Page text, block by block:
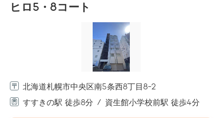
ヒロ5・8コート
北海道札幌市中央区南5条西8丁目8-2
すすきの駅 徒歩8分
資生館小学校前駅 徒歩4分